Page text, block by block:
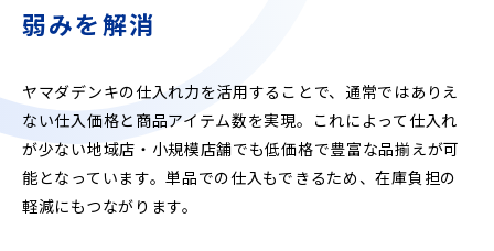
弱みを解消
ヤマダデンキの仕入れ力を活用することで、通常ではありえ
ない仕入価格と商品アイテム数を実現。これによって仕入れ
が少ない地域店・小規模店舗でも低価格で豊富な品揃えが可
能となっています。単品での仕入もできるため、在庫負担の
軽減にもつながります。